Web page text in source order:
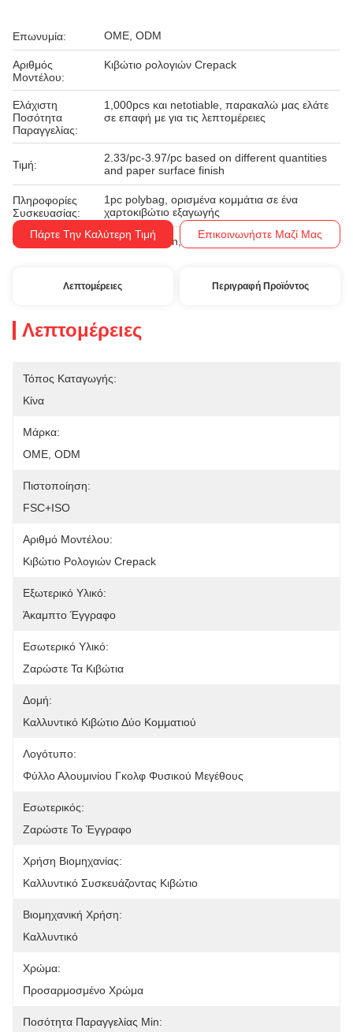
Επωνυμία: OME, ODM
Αριθμός
Μοντέλου:
Κιβώτιο ρολογιών Crepack
Ελάχιστη
Ποσότητα
Παραγγελίας:
1,000pcs και netotiable, παρακαλώ μας ελάτε
σε επαφή με για τις λεπτομέρειες
Τιμή:
2.33/pc-3.97/pc based on different quantities
and paper surface finish
Πληροφορίες
Συσκευασίας:
1pc polybag, ορισμένα κομμάτια σε ένα
χαρτοκιβώτιο εξαγωγής
Όροι Πληρωμής: Western Union, T/T
Πάρτε Την Καλύτερη Τιμή Επικοινωνήστε Μαζί Μας
Λεπτομέρειες Περιγραφή Προϊόντος
Λεπτομέρειες
Τόπος Καταγωγής:
Κίνα
Μάρκα:
OME, ODM
Πιστοποίηση:
FSC+ISO
Αριθμό Μοντέλου:
Κιβώτιο Ρολογιών Crepack
Εξωτερικό Υλικό:
Άκαμπτο Έγγραφο
Εσωτερικό Υλικό:
Ζαρώστε Τα Κιβώτια
Δομή:
Καλλυντικό Κιβώτιο Δύο Κομματιού
Λογότυπο:
Φύλλο Αλουμινίου Γκολφ Φυσικού Μεγέθους
Εσωτερικός:
Ζαρώστε Το Έγγραφο
Χρήση Βιομηχανίας:
Καλλυντικό Συσκευάζοντας Κιβώτιο
Βιομηχανική Χρήση:
Καλλυντικό
Χρώμα:
Προσαρμοσμένο Χρώμα
Ποσότητα Παραγγελίας Min: